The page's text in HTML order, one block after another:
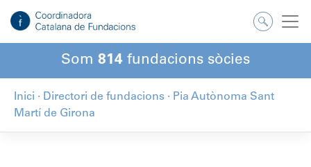
contingut
Som 814 fundacions sòcies
Inici · Directori de fundacions · Pia Autònoma Sant
Martí de Girona